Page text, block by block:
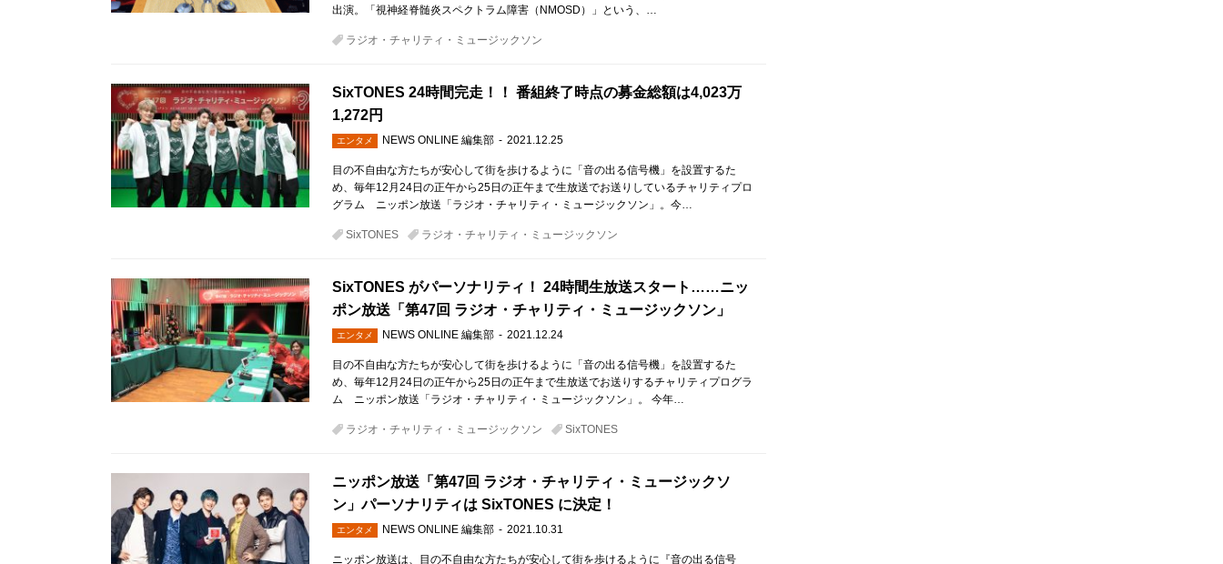
出演。「視神経脊髄炎スペクトラム障害（NMOSD）」という、…
ラジオ・チャリティ・ミュージックソン
SixTONES 24時間完走！！ 番組終了時点の募金総額は4,023万
1,272円
エンタメ NEWS ONLINE 編集部 2021.12.25
目の不自由な方たちが安心して街を歩けるように「音の出る信号機」を設置するた
め、毎年12月24日の正午から25日の正午まで生放送でお送りしているチャリティプロ
グラム ニッポン放送「ラジオ・チャリティ・ミュージックソン」。今…
SixTONES ラジオ・チャリティ・ミュージックソン
SixTONES がパーソナリティ！ 24時間生放送スタート……ニッ
ポン放送「第47回 ラジオ・チャリティ・ミュージックソン」
エンタメ NEWS ONLINE 編集部 2021.12.24
目の不自由な方たちが安心して街を歩けるように「音の出る信号機」を設置するた
め、毎年12月24日の正午から25日の正午まで生放送でお送りするチャリティプログラ
ム ニッポン放送「ラジオ・チャリティ・ミュージックソン」。 今年…
ラジオ・チャリティ・ミュージックソン SixTONES
ニッポン放送「第47回 ラジオ・チャリティ・ミュージックソ
ン」パーソナリティは SixTONES に決定！
エンタメ NEWS ONLINE 編集部 2021.10.31
ニッポン放送は、目の不自由な方たちが安心して街を歩けるように『音の出る信号